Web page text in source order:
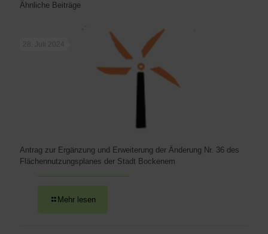
Ähnliche Beiträge
28. Juli 2024
Antrag zur Ergänzung und Erweiterung der Änderung Nr. 36 des
Flächennutzungsplanes der Stadt Bockenem
Mehr lesen